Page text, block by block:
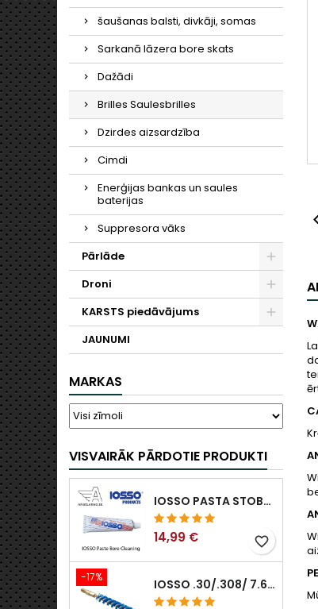
šaušanas balsti, divkāji, somas
Sarkanā lāzera bore skats
Dažādi
Brilles Saulesbrilles
Dzirdes aizsardzība
Cimdi
Enerģijas bankas un saules
baterijas
Suppresora vāks
Pārlāde
Droni
KARSTS piedāvājums
JAUNUMI
MARKAS
VISVAIRĀK PĀRDOTIE PRODUKTI
IOSSO PASTA STOBRA TĪRĪŠANAI
14,99 € favorite_border
-17% IOSSO .30/.308/ 7.62MM ELIMINATOR BLUE NYFLEX IEROČU URBUMU TĪRĪŠANAS BIRSTES .30/.308/ 7.62MM